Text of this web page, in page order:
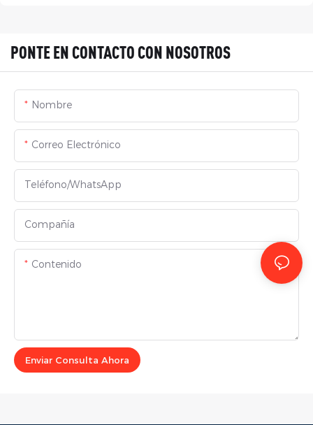
PONTE EN CONTACTO CON NOSOTROS
Nombre
Correo Electrónico
Teléfono/WhatsApp
Compañía
Contenido
Enviar Consulta Ahora